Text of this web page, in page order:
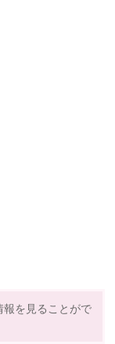
を見ることがで